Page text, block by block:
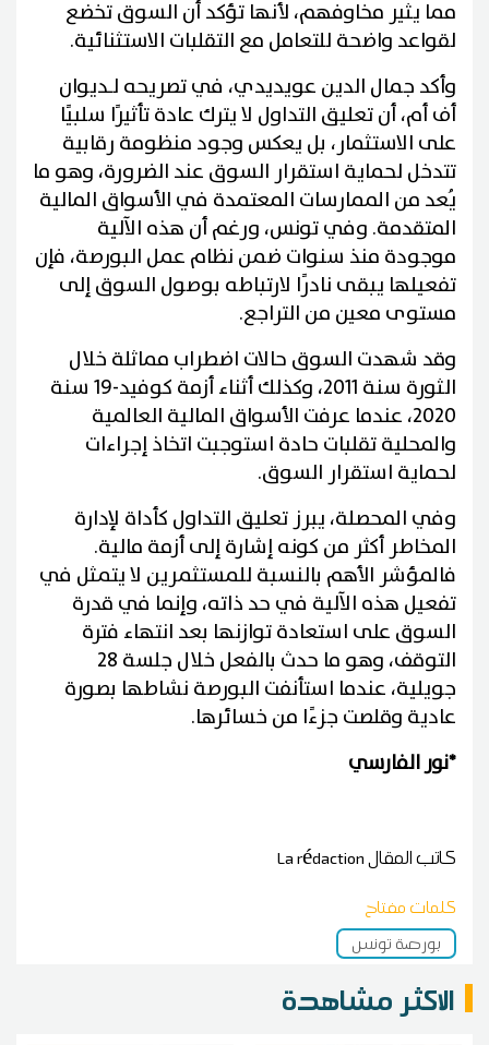
مما يثير مخاوفهم، لأنها تؤكد أن السوق تخضع
لقواعد واضحة للتعامل مع التقلبات الاستثنائية.
وأكد جمال الدين عويديدي، في تصريحه لـديوان
أف أم، أن تعليق التداول لا يترك عادة تأثيرًا سلبيًا
على الاستثمار، بل يعكس وجود منظومة رقابية
تتدخل لحماية استقرار السوق عند الضرورة، وهو ما
يُعد من الممارسات المعتمدة في الأسواق المالية
المتقدمة. وفي تونس، ورغم أن هذه الآلية
موجودة منذ سنوات ضمن نظام عمل البورصة، فإن
تفعيلها يبقى نادرًا لارتباطه بوصول السوق إلى
مستوى معين من التراجع.
وقد شهدت السوق حالات اضطراب مماثلة خلال
الثورة سنة 2011، وكذلك أثناء أزمة كوفيد-19 سنة
2020، عندما عرفت الأسواق المالية العالمية
والمحلية تقلبات حادة استوجبت اتخاذ إجراءات
لحماية استقرار السوق.
وفي المحصلة، يبرز تعليق التداول كأداة لإدارة
المخاطر أكثر من كونه إشارة إلى أزمة مالية.
فالمؤشر الأهم بالنسبة للمستثمرين لا يتمثل في
تفعيل هذه الآلية في حد ذاته، وإنما في قدرة
السوق على استعادة توازنها بعد انتهاء فترة
التوقف، وهو ما حدث بالفعل خلال جلسة 28
جويلية، عندما استأنفت البورصة نشاطها بصورة
عادية وقلصت جزءًا من خسائرها.
*نور الفارسي
كاتب المقالLa rédaction
كلمات مفتاح
بورصة تونس
الاكثر مشاهدة